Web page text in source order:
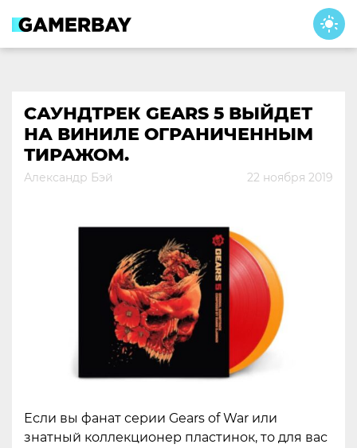
content
САУНДТРЕК GEARS 5 ВЫЙДЕТ
НА ВИНИЛЕ ОГРАНИЧЕННЫМ
ТИРАЖОМ.
Александр Бэй 22 ноября 2019
Если вы фанат серии Gears of War или
знатный коллекционер пластинок, то для вас